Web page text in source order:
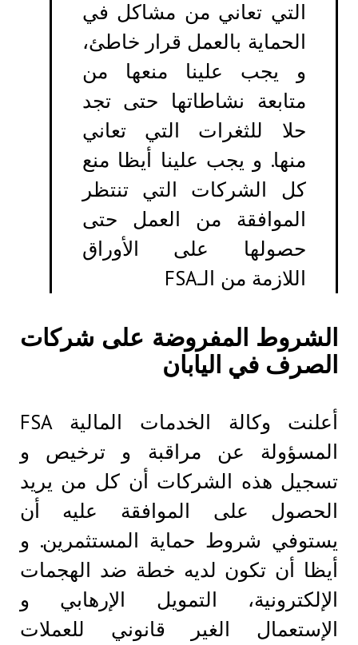
التي تعاني من مشاكل في
الحماية بالعمل قرار خاطئ،
و يجب علينا منعها من
متابعة نشاطاتها حتى تجد
حلا للثغرات التي تعاني
منها. و يجب علينا أيظا منع
كل الشركات التي تنتظر
الموافقة من العمل حتى
حصولها على الأوراق
اللازمة من الـFSA
الشروط المفروضة على شركات
الصرف في اليابان
أعلنت وكالة الخدمات المالية FSA
المسؤولة عن مراقبة و ترخيص و
تسجيل هذه الشركات أن كل من يريد
الحصول على الموافقة عليه أن
يستوفي شروط حماية المستثمرين. و
أيظا أن تكون لديه خطة ضد الهجمات
الإلكترونية، التمويل الإرهابي و
الإستعمال الغير قانوني للعملات